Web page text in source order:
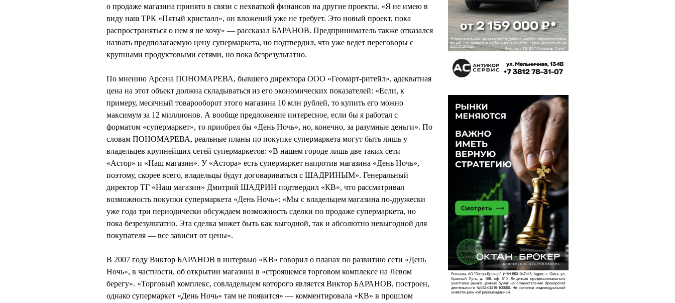
о продаже магазина принято в связи с нехваткой финансов на другие проекты. «Я не имею в
виду наш ТРК «Пятый кристалл», он вложений уже не требует. Это новый проект, пока
распространяться о нем я не хочу» — рассказал БАРАНОВ. Предприниматель также отказался
назвать предполагаемую цену супермаркета, но подтвердил, что уже ведет переговоры с
крупными продуктовыми сетями, но пока безрезультатно.
По мнению Арсена ПОНОМАРЕВА, бывшего директора ООО «Геомарт-ритейл», адекватная
цена на этот объект должна складываться из его экономических показателей: «Если, к
примеру, месячный товарооборот этого магазина 10 млн рублей, то купить его можно
максимум за 12 миллионов. А вообще предложение интересное, если бы я работал с
форматом «супермаркет», то приобрел бы «День Ночь», но, конечно, за разумные деньги». По
словам ПОНОМАРЕВА, реальные планы по покупке супермаркета могут быть лишь у
владельцев крупнейших сетей супермаркетов: «В нашем городе лишь две таких сети —
«Астор» и «Наш магазин». У «Астора» есть супермаркет напротив магазина «День Ночь»,
поэтому, скорее всего, владельцы будут договариваться с ШАДРИНЫМ». Генеральный
директор ТГ «Наш магазин» Дмитрий ШАДРИН подтвердил «КВ», что рассматривал
возможность покупки супермаркета «День Ночь»: «Мы с владельцем магазина по-дружески
уже года три периодически обсуждаем возможность сделки по продаже супермаркета, но
пока безрезультатно. Эта сделка может быть как выгодной, так и абсолютно невыгодной для
покупателя — все зависит от цены».
В 2007 году Виктор БАРАНОВ в интервью «КВ» говорил о планах по развитию сети «День
Ночь», в частности, об открытии магазина в «строящемся торговом комплексе на Левом
берегу». «Торговый комплекс, совладельцем которого является Виктор БАРАНОВ, построен,
однако супермаркет «День Ночь» там не появится» — комментировала «КВ» в прошлом